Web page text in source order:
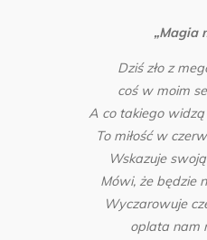
„Magia
Dziś zło z
coś w moim
A co takiego widzą
To miłość w
Wskazuje
Mówi, że będzie
Wyczarowuje
oplata nam